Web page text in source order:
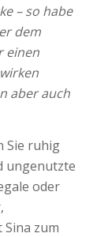
– so habe
dem
einen
aber auch
Sie ruhig
ungenutzte
oder
zum